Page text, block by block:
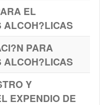
EL
ALCOH?LICAS
PARA
ALCOH?LICAS
Y
EXPENDIO DE